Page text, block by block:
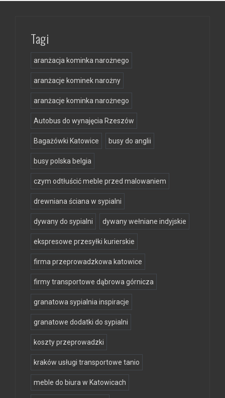
Tagi
aranżacja kominka narożnego
aranżacje kominek narożny
aranżacje kominka narożnego
Autobus do wynajęcia Rzeszów
Bagażówki Katowice busy do anglii
busy polska belgia
czym odtłuścić meble przed malowaniem
drewniana ściana w sypialni
dywany do sypialni dywany wełniane indyjskie
ekspresowe przesyłki kurierskie
firma przeprowadzkowa katowice
firmy transportowe dąbrowa górnicza
granatowa sypialnia inspiracje
granatowe dodatki do sypialni
koszty przeprowadzki
kraków usługi transportowe tanio
meble do biura w Katowicach